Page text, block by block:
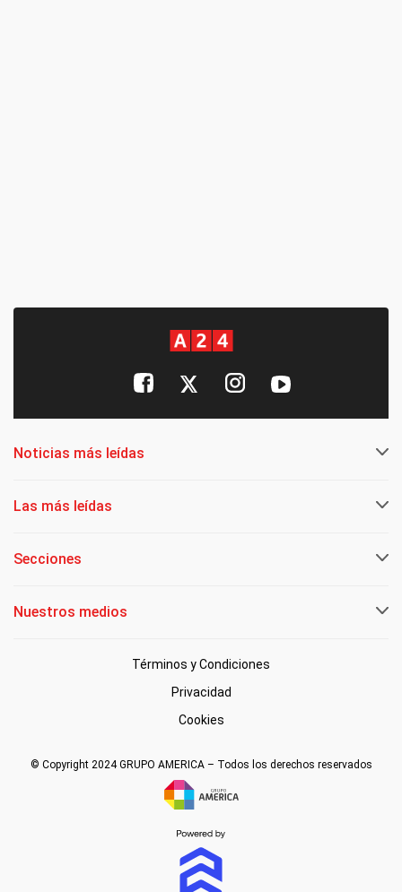
Noticias más leídas
Las más leídas
Secciones
Nuestros medios
Términos y Condiciones
Privacidad
Cookies
© Copyright 2024 GRUPO AMERICA – Todos los derechos reservados